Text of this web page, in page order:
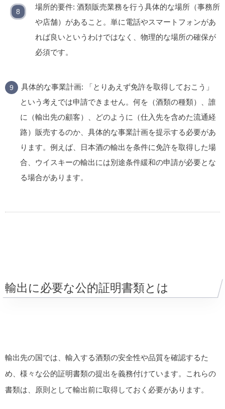
場所的要件: 酒類販売業務を行う具体的な場所（事務所
や店舗）があること。単に電話やスマートフォンがあ
れば良いというわけではなく、物理的な場所の確保が
必須です。
具体的な事業計画: 「とりあえず免許を取得しておこう」
という考えでは申請できません。 何を（酒類の種類）、誰
に（輸出先の顧客）、どのように（仕入先を含めた流通経
路）販売するのか 、具体的な事業計画を提示する必要があ
ります。例えば、日本酒の輸出を条件に免許を取得した場
合、ウイスキーの輸出には別途条件緩和の申請が必要とな
る場合があります。
輸出に必要な公的証明書類とは
輸出先の国では、輸入する酒類の安全性や品質を確認するた
め、様々な公的証明書類の提出を義務付けています。これらの
書類は、原則として輸出前に取得しておく必要があります。